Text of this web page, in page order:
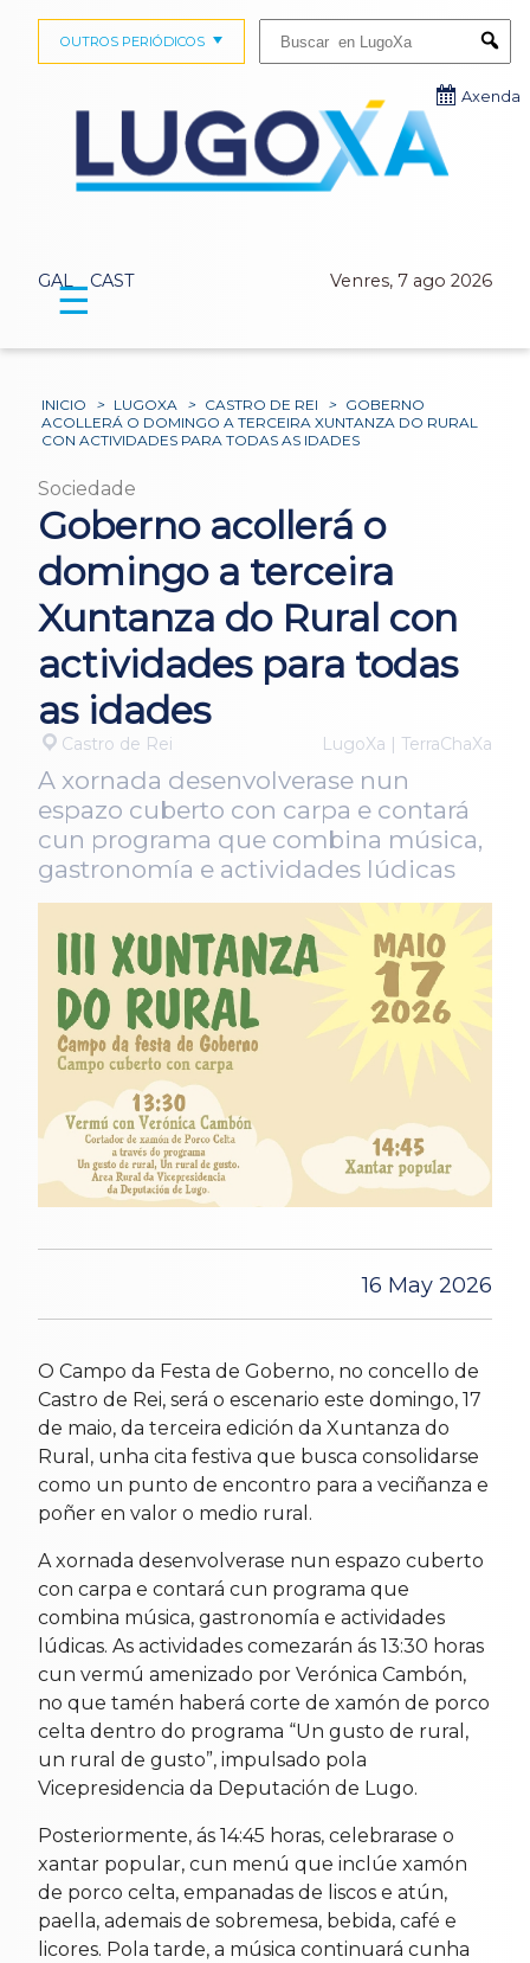
GAL CAST Venres, 7 ago 2026
OUTROS PERIÓDICOS
Axenda
☰
INICIO > LUGOXA > CASTRO DE REI > GOBERNO
ACOLLERÁ O DOMINGO A TERCEIRA XUNTANZA DO RURAL
CON ACTIVIDADES PARA TODAS AS IDADES
Sociedade
Goberno acollerá o
domingo a terceira
Xuntanza do Rural con
actividades para todas
as idades
Castro de Rei LugoXa | TerraChaXa
A xornada desenvolverase nun
espazo cuberto con carpa e contará
cun programa que combina música,
gastronomía e actividades lúdicas
16 May 2026
O Campo da Festa de Goberno, no concello de
Castro de Rei, será o escenario este domingo, 17
de maio, da terceira edición da Xuntanza do
Rural, unha cita festiva que busca consolidarse
como un punto de encontro para a veciñanza e
poñer en valor o medio rural.
A xornada desenvolverase nun espazo cuberto
con carpa e contará cun programa que
combina música, gastronomía e actividades
lúdicas. As actividades comezarán ás 13:30 horas
cun vermú amenizado por Verónica Cambón,
no que tamén haberá corte de xamón de porco
celta dentro do programa “Un gusto de rural,
un rural de gusto”, impulsado pola
Vicepresidencia da Deputación de Lugo.
Posteriormente, ás 14:45 horas, celebrarase o
xantar popular, cun menú que inclúe xamón
de porco celta, empanadas de liscos e atún,
paella, ademais de sobremesa, bebida, café e
licores. Pola tarde, a música continuará cunha